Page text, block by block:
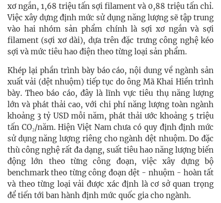
xơ ngắn, 1,68 triệu tấn sợi filament và 0,88 triệu tấn chỉ.
Việc xây dựng định mức sử dụng năng lượng sẽ tập trung
vào hai nhóm sản phẩm chính là sợi xơ ngắn và sợi
filament (sợi xơ dài), dựa trên đặc trưng công nghệ kéo
sợi và mức tiêu hao điện theo từng loại sản phẩm.
Khép lại phần trình bày báo cáo, nội dung về ngành sản
xuất vải (dệt nhuộm) tiếp tục do ông Mã Khai Hiền trình
bày. Theo báo cáo, đây là lĩnh vực tiêu thụ năng lượng
lớn và phát thải cao, với chi phí năng lượng toàn ngành
khoảng 3 tỷ USD mỗi năm, phát thải ước khoảng 5 triệu
tấn CO₂/năm. Hiện Việt Nam chưa có quy định định mức
sử dụng năng lượng riêng cho ngành dệt nhuộm. Do đặc
thù công nghệ rất đa dạng, suất tiêu hao năng lượng biến
động lớn theo từng công đoạn, việc xây dựng bộ
benchmark theo từng công đoạn dệt - nhuộm - hoàn tất
và theo từng loại vải được xác định là cơ sở quan trọng
để tiến tới ban hành định mức quốc gia cho ngành.